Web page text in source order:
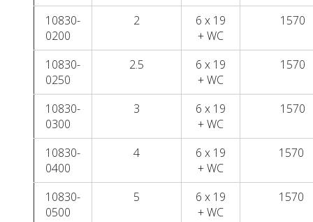
10830-
0200
2
6 x 19
+ WC
1570
10830-
0250
2.5
6 x 19
+ WC
1570
10830-
0300
3
6 x 19
+ WC
1570
10830-
0400
4
6 x 19
+ WC
1570
10830-
0500
5
6 x 19
+ WC
1570